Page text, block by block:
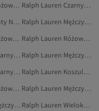
Ralph Lauren Różowy Spodnie Dresowe
Ralph Lauren Czarny Botki
Ralph Lauren Buty Na Płaskim Obcasie
Ralph Lauren Mężczyźni Buty Na Co Dzień
Ralph Lauren Beżowy Buty Sportowe
Ralph Lauren Różowy Odzież Sportowa
Ralph Lauren Czarny Buty Na Płaskim Obcasie
Ralph Lauren Mężczyźni Botki I Kozaki
Ralph Lauren Czarny Buty Sportowe
Ralph Lauren Koszulki Polo
Ralph Lauren Beżowy Sneakersy
Ralph Lauren Mężczyźni Buty Do Biegania I Treningu
Ralph Lauren Mężczyźni Sneakersy
Ralph Lauren Wielokolorowy Buty Do Biegania I Treningu